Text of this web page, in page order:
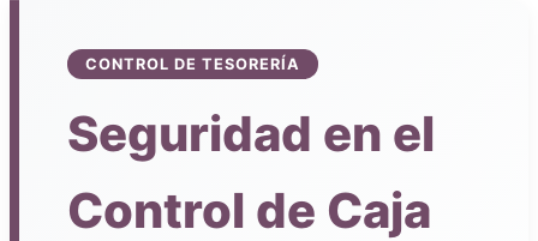
CONTROL DE TESORERÍA
Seguridad en el
Control de Caja